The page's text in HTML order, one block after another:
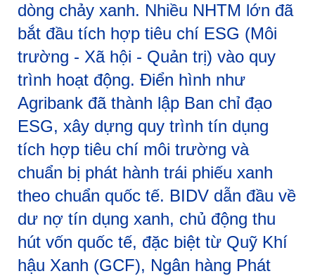
dòng chảy xanh. Nhiều NHTM lớn đã
bắt đầu tích hợp tiêu chí ESG (Môi
trường - Xã hội - Quản trị) vào quy
trình hoạt động. Điển hình như
Agribank đã thành lập Ban chỉ đạo
ESG, xây dựng quy trình tín dụng
tích hợp tiêu chí môi trường và
chuẩn bị phát hành trái phiếu xanh
theo chuẩn quốc tế. BIDV dẫn đầu về
dư nợ tín dụng xanh, chủ động thu
hút vốn quốc tế, đặc biệt từ Quỹ Khí
hậu Xanh (GCF), Ngân hàng Phát